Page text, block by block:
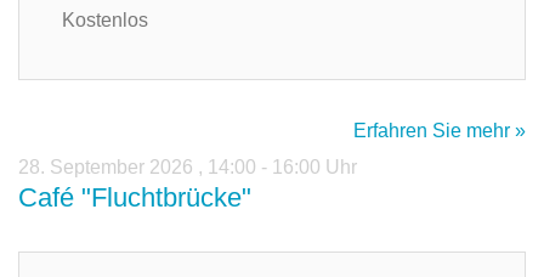
Kostenlos
Erfahren Sie mehr »
28. September 2026 , 14:00 - 16:00 Uhr
Café "Fluchtbrücke"